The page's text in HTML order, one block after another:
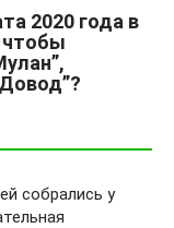
2020 года в
чтобы
собрались у